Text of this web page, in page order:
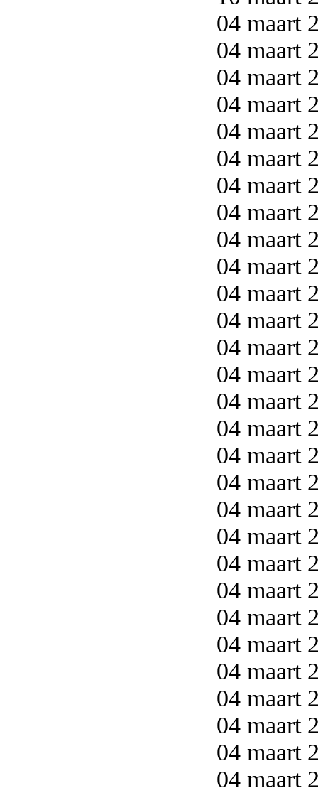
04 maart
04 maart
04 maart
04 maart
04 maart
04 maart
04 maart
04 maart
04 maart
04 maart
04 maart
04 maart
04 maart
04 maart
04 maart
04 maart
04 maart
04 maart
04 maart
04 maart
04 maart
04 maart
04 maart
04 maart
04 maart
04 maart
04 maart
04 maart
04 maart